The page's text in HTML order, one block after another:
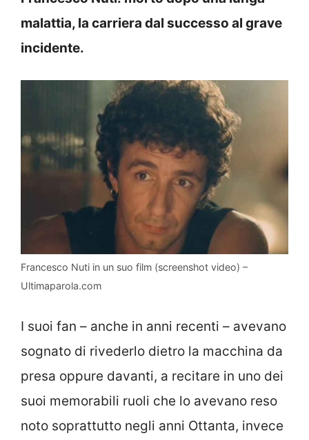
malattia, la carriera dal successo al grave
incidente.
Francesco Nuti in un suo film (screenshot video) –
Ultimaparola.com
I suoi fan – anche in anni recenti – avevano
sognato di rivederlo dietro la macchina da
presa oppure davanti, a recitare in uno dei
suoi memorabili ruoli che lo avevano reso
noto soprattutto negli anni Ottanta, invece